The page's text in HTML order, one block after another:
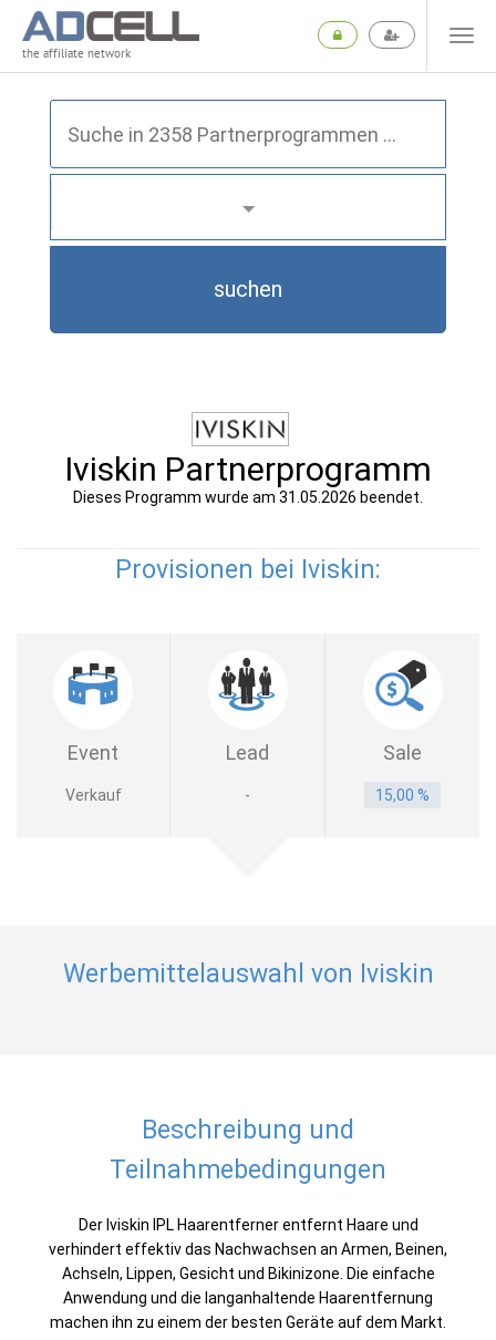
the affiliate network
suchen
Iviskin Partnerprogramm
Dieses Programm wurde am 31.05.2026 beendet.
Provisionen bei Iviskin:
Event Lead Sale
Verkauf - 15,00 %
Werbemittelauswahl von Iviskin
Beschreibung und
Teilnahmebedingungen
Der Iviskin IPL Haarentferner entfernt Haare und
verhindert effektiv das Nachwachsen an Armen, Beinen,
Achseln, Lippen, Gesicht und Bikinizone. Die einfache
Anwendung und die langanhaltende Haarentfernung
machen ihn zu einem der besten Geräte auf dem Markt.